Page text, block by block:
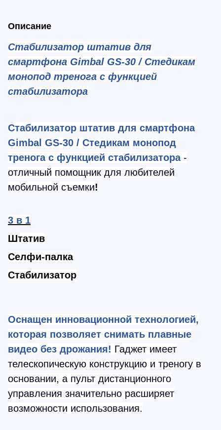
Описание
Стабилизатор штатив для
смартфона Gimbal GS-30 / Стедикам
монопод тренога с функцией
стабилизатора
Стабилизатор штатив для смартфона
Gimbal GS-30 / Стедикам монопод
тренога с функцией стабилизатора -
отличный помощник для любителей
мобильной съемки!
3 в 1
Штатив
Селфи-палка
Стабилизатор
Оснащен инновационной технологией,
которая позволяет снимать плавные
видео без дрожания! Гаджет имеет
телескопическую конструкцию и треногу в
основании, а пульт дистанционного
управления значительно расширяет
возможности использования.